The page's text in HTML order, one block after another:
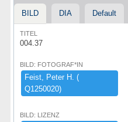
BILD DIA Default
TITEL
004.37
BILD: FOTOGRAF*IN
Feist,​ ​Peter ​H.​ ​(​
Q1250020)​
BILD: LIZENZ